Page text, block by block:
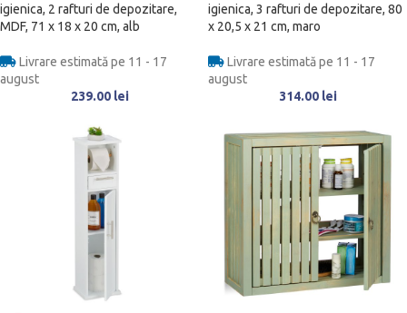
igienica, 2 rafturi de depozitare,
MDF, 71 x 18 x 20 cm, alb
Livrare estimată pe 11 - 17
august
239.00 lei
igienica, 3 rafturi de depozitare, 80
x 20,5 x 21 cm, maro
Livrare estimată pe 11 - 17
august
314.00 lei